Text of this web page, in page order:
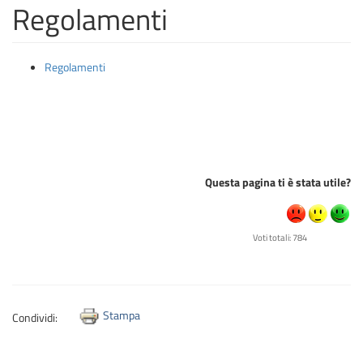
Regolamenti
Regolamenti
Questa pagina ti è stata utile?
Voti totali: 784
Condividi: Stampa